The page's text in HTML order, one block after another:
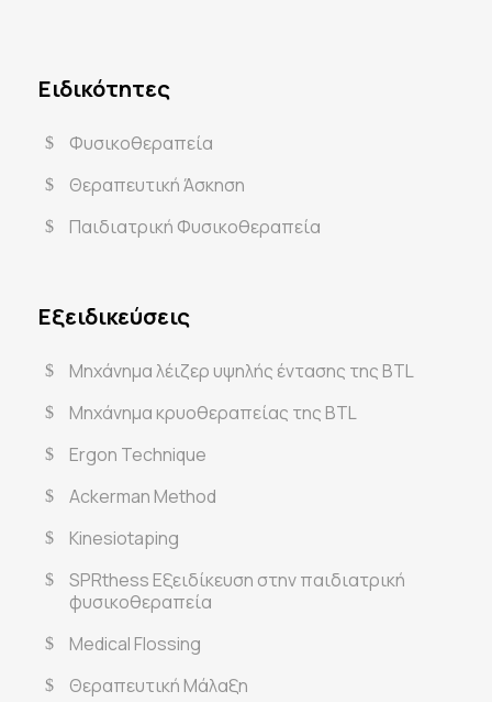
Ειδικότητες
Φυσικοθεραπεία
Θεραπευτική Άσκηση
Παιδιατρική Φυσικοθεραπεία
Εξειδικεύσεις
Μηχάνημα λέιζερ υψηλής έντασης της BTL
Μηχάνημα κρυοθεραπείας της BTL
Ergon Technique
Ackerman Method
Kinesiotaping
SPRthess Εξειδίκευση στην παιδιατρική
φυσικοθεραπεία
Medical Flossing
Θεραπευτική Μάλαξη